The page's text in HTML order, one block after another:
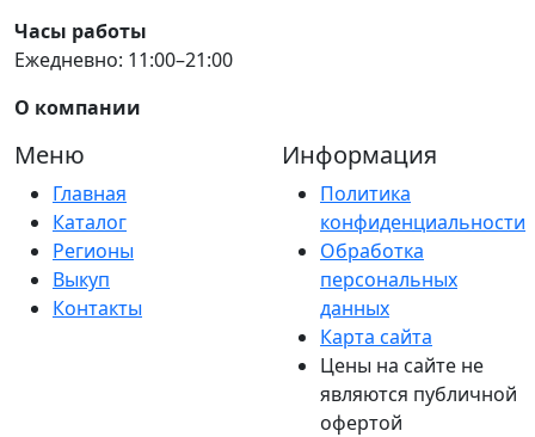
Часы работы
Ежедневно: 11:00–21:00
О компании
Меню
Главная
Каталог
Регионы
Выкуп
Контакты
Информация
Политика
конфиденциальности
Обработка
персональных
данных
Карта сайта
Цены на сайте не
являются публичной
офертой